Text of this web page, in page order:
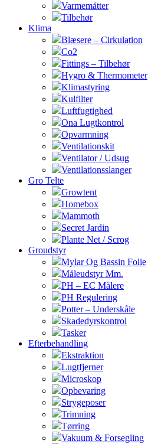
Varmemåtter
Tilbehør
Klima
Blæsere – Cirkulation
Co2
Fittings – Tilbehør
Hygro & Thermometer
Klimastyring
Kulfilter
Luftfugtighed
Ona Lugtkontrol
Opvarmning
Ventilationskit
Ventilator / Udsug
Ventilationsslanger
Gro Telte
Growtent
Homebox
Mammoth
Secret Jardin
Plante Net / Scrog
Groudstyr
Mylar Og Bassin Folie
Måleudstyr Mm.
PH – EC Målere
PH Regulering
Potter – Underskåle
Skadedyrskontrol
Tasker
Efterbehandling
Ekstraktion
Lugtfjerner
Microskop
Opbevaring
Strygeposer
Trimning
Tørring
Vakuum & Forsegling